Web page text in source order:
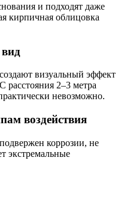
и подходят даже
кирпичная облицовка
визуальный эффект
расстояния 2–3 метра
невозможно.
воздействия
коррозии, не
экстремальные